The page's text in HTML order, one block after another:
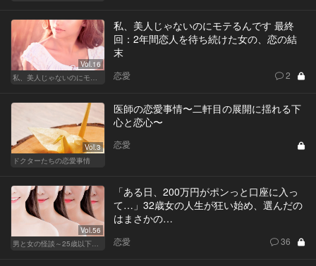
Vol.16
私、美人じゃないのにモテるんです。
私、美人じゃないのにモテるんです 最終
回：2年間恋人を待ち続けた女の、恋の結
末
恋愛 2
Vol.3
ドクターたちの恋愛事情
医師の恋愛事情〜二軒目の展開に揺れる下
心と恋心〜
恋愛
Vol.56
男と女の怪談～25歳以下閲覧禁止～
「ある日、200万円がポンっと口座に入っ
て…」32歳女の人生が狂い始め、選んだの
はまさかの…
恋愛 36